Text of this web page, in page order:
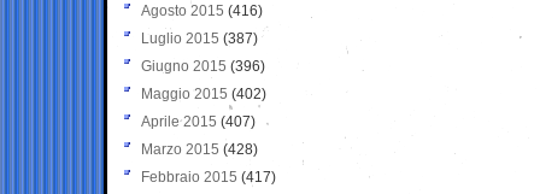
Agosto 2015 (416)
Luglio 2015 (387)
Giugno 2015 (396)
Maggio 2015 (402)
Aprile 2015 (407)
Marzo 2015 (428)
Febbraio 2015 (417)